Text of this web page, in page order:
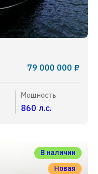
79 000 000 ₽
Мощность
860 л.с.
В наличии
Новая